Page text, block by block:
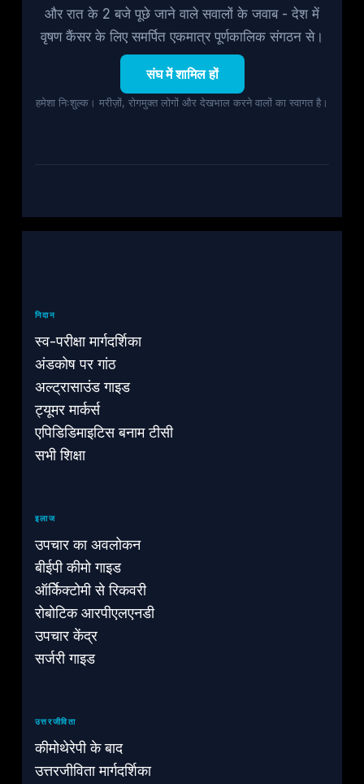
और रात के 2 बजे पूछे जाने वाले सवालों के जवाब - देश में
वृषण कैंसर के लिए समर्पित एकमात्र पूर्णकालिक संगठन से।
संघ में शामिल हों
हमेशा निःशुल्क। मरीज़ों, रोगमुक्त लोगों और देखभाल करने वालों का स्वागत है।
निदान
स्व-परीक्षा मार्गदर्शिका
अंडकोष पर गांठ
अल्ट्रासाउंड गाइड
ट्यूमर मार्कर्स
एपिडिडिमाइटिस बनाम टीसी
सभी शिक्षा
इलाज
उपचार का अवलोकन
बीईपी कीमो गाइड
ऑर्किेक्टोमी से रिकवरी
रोबोटिक आरपीएलएनडी
उपचार केंद्र
सर्जरी गाइड
उत्तरजीविता
कीमोथेरेपी के बाद
उत्तरजीविता मार्गदर्शिका